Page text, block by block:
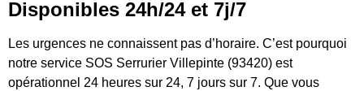
Disponibles 24h/24 et 7j/7
Les urgences ne connaissent pas d’horaire. C’est pourquoi
notre service SOS Serrurier Villepinte (93420) est
opérationnel 24 heures sur 24, 7 jours sur 7. Que vous